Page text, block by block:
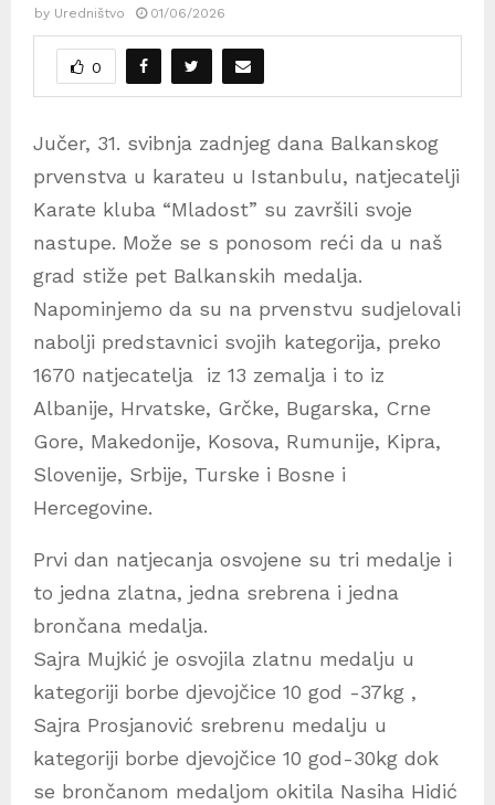
by Uredništvo 01/06/2026
0
Jučer, 31. svibnja zadnjeg dana Balkanskog
prvenstva u karateu u Istanbulu, natjecatelji
Karate kluba “Mladost” su završili svoje
nastupe. Može se s ponosom reći da u naš
grad stiže pet Balkanskih medalja.
Napominjemo da su na prvenstvu sudjelovali
nabolji predstavnici svojih kategorija, preko
1670 natjecatelja iz 13 zemalja i to iz
Albanije, Hrvatske, Grčke, Bugarska, Crne
Gore, Makedonije, Kosova, Rumunije, Kipra,
Slovenije, Srbije, Turske i Bosne i
Hercegovine.
Prvi dan natjecanja osvojene su tri medalje i
to jedna zlatna, jedna srebrena i jedna
brončana medalja.
Sajra Mujkić je osvojila zlatnu medalju u
kategoriji borbe djevojčice 10 god -37kg ,
Sajra Prosjanović srebrenu medalju u
kategoriji borbe djevojčice 10 god-30kg dok
se brončanom medaljom okitila Nasiha Hidić